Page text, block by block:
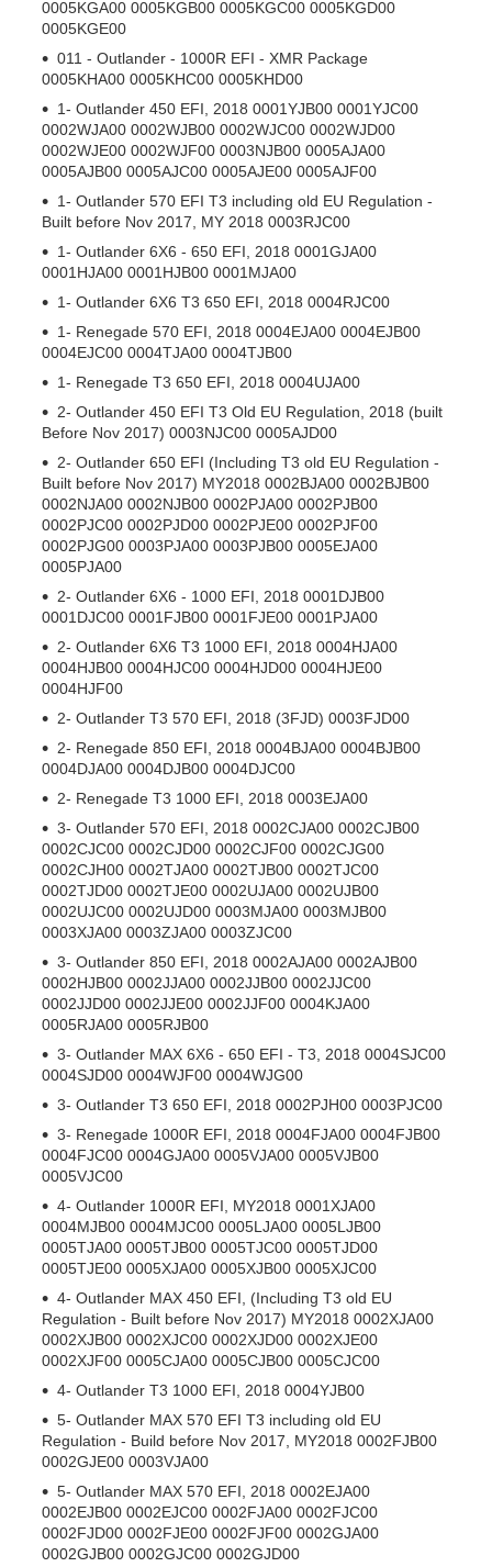
0005KGA00 0005KGB00 0005KGC00 0005KGD00
0005KGE00
011 - Outlander - 1000R EFI - XMR Package
0005KHA00 0005KHC00 0005KHD00
1- Outlander 450 EFI, 2018 0001YJB00 0001YJC00
0002WJA00 0002WJB00 0002WJC00 0002WJD00
0002WJE00 0002WJF00 0003NJB00 0005AJA00
0005AJB00 0005AJC00 0005AJE00 0005AJF00
1- Outlander 570 EFI T3 including old EU Regulation -
Built before Nov 2017, MY 2018 0003RJC00
1- Outlander 6X6 - 650 EFI, 2018 0001GJA00
0001HJA00 0001HJB00 0001MJA00
1- Outlander 6X6 T3 650 EFI, 2018 0004RJC00
1- Renegade 570 EFI, 2018 0004EJA00 0004EJB00
0004EJC00 0004TJA00 0004TJB00
1- Renegade T3 650 EFI, 2018 0004UJA00
2- Outlander 450 EFI T3 Old EU Regulation, 2018 (built
Before Nov 2017) 0003NJC00 0005AJD00
2- Outlander 650 EFI (Including T3 old EU Regulation -
Built before Nov 2017) MY2018 0002BJA00 0002BJB00
0002NJA00 0002NJB00 0002PJA00 0002PJB00
0002PJC00 0002PJD00 0002PJE00 0002PJF00
0002PJG00 0003PJA00 0003PJB00 0005EJA00
0005PJA00
2- Outlander 6X6 - 1000 EFI, 2018 0001DJB00
0001DJC00 0001FJB00 0001FJE00 0001PJA00
2- Outlander 6X6 T3 1000 EFI, 2018 0004HJA00
0004HJB00 0004HJC00 0004HJD00 0004HJE00
0004HJF00
2- Outlander T3 570 EFI, 2018 (3FJD) 0003FJD00
2- Renegade 850 EFI, 2018 0004BJA00 0004BJB00
0004DJA00 0004DJB00 0004DJC00
2- Renegade T3 1000 EFI, 2018 0003EJA00
3- Outlander 570 EFI, 2018 0002CJA00 0002CJB00
0002CJC00 0002CJD00 0002CJF00 0002CJG00
0002CJH00 0002TJA00 0002TJB00 0002TJC00
0002TJD00 0002TJE00 0002UJA00 0002UJB00
0002UJC00 0002UJD00 0003MJA00 0003MJB00
0003XJA00 0003ZJA00 0003ZJC00
3- Outlander 850 EFI, 2018 0002AJA00 0002AJB00
0002HJB00 0002JJA00 0002JJB00 0002JJC00
0002JJD00 0002JJE00 0002JJF00 0004KJA00
0005RJA00 0005RJB00
3- Outlander MAX 6X6 - 650 EFI - T3, 2018 0004SJC00
0004SJD00 0004WJF00 0004WJG00
3- Outlander T3 650 EFI, 2018 0002PJH00 0003PJC00
3- Renegade 1000R EFI, 2018 0004FJA00 0004FJB00
0004FJC00 0004GJA00 0005VJA00 0005VJB00
0005VJC00
4- Outlander 1000R EFI, MY2018 0001XJA00
0004MJB00 0004MJC00 0005LJA00 0005LJB00
0005TJA00 0005TJB00 0005TJC00 0005TJD00
0005TJE00 0005XJA00 0005XJB00 0005XJC00
4- Outlander MAX 450 EFI, (Including T3 old EU
Regulation - Built before Nov 2017) MY2018 0002XJA00
0002XJB00 0002XJC00 0002XJD00 0002XJE00
0002XJF00 0005CJA00 0005CJB00 0005CJC00
4- Outlander T3 1000 EFI, 2018 0004YJB00
5- Outlander MAX 570 EFI T3 including old EU
Regulation - Build before Nov 2017, MY2018 0002FJB00
0002GJE00 0003VJA00
5- Outlander MAX 570 EFI, 2018 0002EJA00
0002EJB00 0002EJC00 0002FJA00 0002FJC00
0002FJD00 0002FJE00 0002FJF00 0002GJA00
0002GJB00 0002GJC00 0002GJD00